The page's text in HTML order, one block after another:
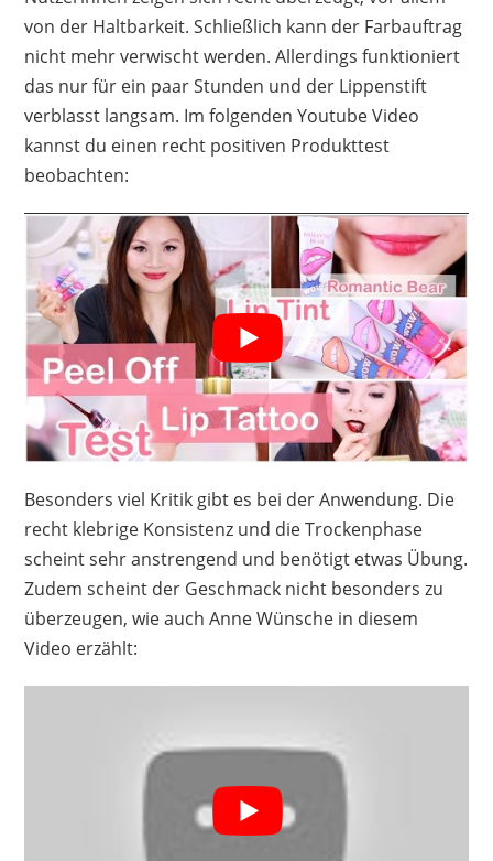
von der Haltbarkeit. Schließlich kann der Farbauftrag
nicht mehr verwischt werden. Allerdings funktioniert
das nur für ein paar Stunden und der Lippenstift
verblasst langsam. Im folgenden Youtube Video
kannst du einen recht positiven Produkttest
beobachten:
Besonders viel Kritik gibt es bei der Anwendung. Die
recht klebrige Konsistenz und die Trockenphase
scheint sehr anstrengend und benötigt etwas Übung.
Zudem scheint der Geschmack nicht besonders zu
überzeugen, wie auch Anne Wünsche in diesem
Video erzählt: